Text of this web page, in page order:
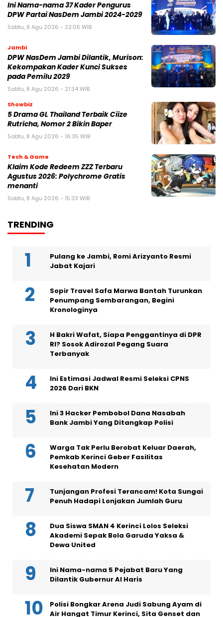
Ini Nama-nama 37 Kader Pengurus
DPW Partai NasDem Jambi 2024-2029
Sabtu, 8 Agu 2026 - 22:05 WIB
Jambi
DPW NasDem Jambi Dilantik, Murison:
Kekompakan Kader Kunci Sukses
pada Pemilu 2029
Sabtu, 8 Agu 2026 - 21:34 WIB
Showbiz
5 Drama GL Thailand Terbaik Ciize
Rutricha, Nomor 2 Bikin Baper
Sabtu, 8 Agu 2026 - 16:35 WIB
Tech & Game
Klaim Kode Redeem ZZZ Terbaru
Agustus 2026: Polychrome Gratis
menanti
Sabtu, 8 Agu 2026 - 15:33 WIB
TRENDING
Pulang ke Jambi, Romi Arizyanto Resmi
Jabat Kajari
Sopir Travel Safa Marwa Bantah Turunkan
Penumpang Sembarangan, Begini
Kronologinya
H Bakri Wafat, Siapa Penggantinya di DPR
RI? Sosok Adirozal Pegang Suara
Terbanyak
Ini Estimasi Jadwal Resmi Seleksi CPNS
2026 Dari BKN
Ini 3 Hacker Pembobol Dana Nasabah
Bank Jambi Yang Ditangkap Polisi
Warga Tak Perlu Berobat Keluar Daerah,
Pemkab Kerinci Geber Fasilitas
Kesehatan Modern
Tunjangan Profesi Terancam! Kota Sungai
Penuh Hadapi Lonjakan Jumlah Guru
Dua Siswa SMAN 4 Kerinci Lolos Seleksi
Akademi Sepak Bola Garuda Yaksa &
Dewa United
Ini Nama-nama 5 Pejabat Baru Yang
Dilantik Gubernur Al Haris
Polisi Bongkar Arena Judi Sabung Ayam di
Air Hangat Timur Kerinci, Sita Genset dan